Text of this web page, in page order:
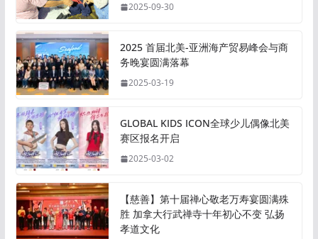
2025-09-30
2025 首届北美-亚洲海产贸易峰会与商
务晚宴圆满落幕
2025-03-19
GLOBAL KIDS ICON全球少儿偶像北美
赛区报名开启
2025-03-02
【慈善】第十届禅心敬老万寿宴圆满殊
胜 加拿大行武禅寺十年初心不变 弘扬
孝道文化